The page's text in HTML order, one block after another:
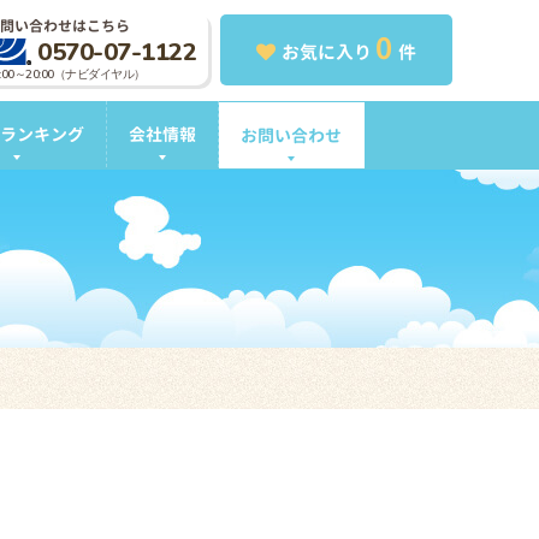
お気に入り 0 件
い合わせはこちら
0570-07-1122
～20:00（ナビダイヤル）
ンキング 会社情報 お問い合わせ